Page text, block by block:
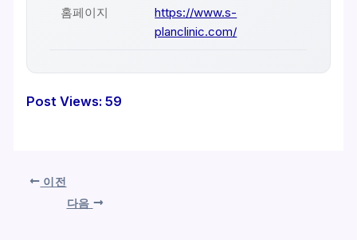
홈페이지
https://www.s-
planclinic.com/
Post Views: 59
이전
다음